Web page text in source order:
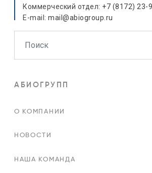
Коммерческий отдел: +7 (8172) 23-
E-mail: mail@abiogroup.ru
АБИОГРУПП
О КОМПАНИИ
НОВОСТИ
НАША КОМАНДА